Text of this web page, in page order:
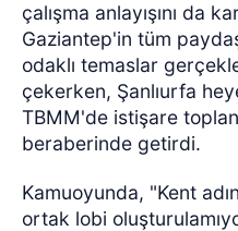
çalışma anlayışını da
Gaziantep'in tüm
odaklı temaslar
çekerken, Şanlıurfa
TBMM'de istişare
beraberinde getirdi.
Kamuoyunda, "Kent
ortak lobi